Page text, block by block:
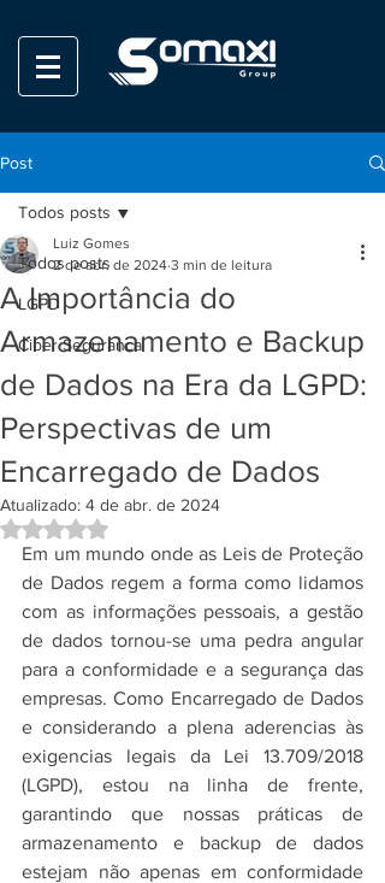
Post
Todos posts
LGPD
Ciber Seguranca
Todos posts
A Importância do
Armazenamento e Backup
de Dados na Era da LGPD:
Perspectivas de um
Encarregado de Dados
Luiz Gomes
2 de abr. de 2024 3 min de leitura
Atualizado: 4 de abr. de 2024
Avaliado com NaN de 5 estrelas.
Em um mundo onde as Leis de Proteção
de Dados regem a forma como lidamos
com as informações pessoais, a gestão
de dados tornou-se uma pedra angular
para a conformidade e a segurança das
empresas. Como Encarregado de Dados
e considerando a plena aderencias às
exigencias legais da Lei 13.709/2018
(LGPD), estou na linha de frente,
garantindo que nossas práticas de
armazenamento e backup de dados
estejam não apenas em conformidade